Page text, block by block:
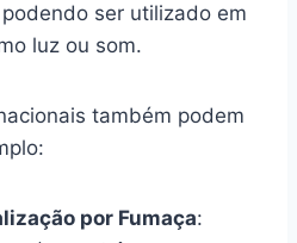
ser utilizado em
luz ou som.
também podem
por Fumaça: